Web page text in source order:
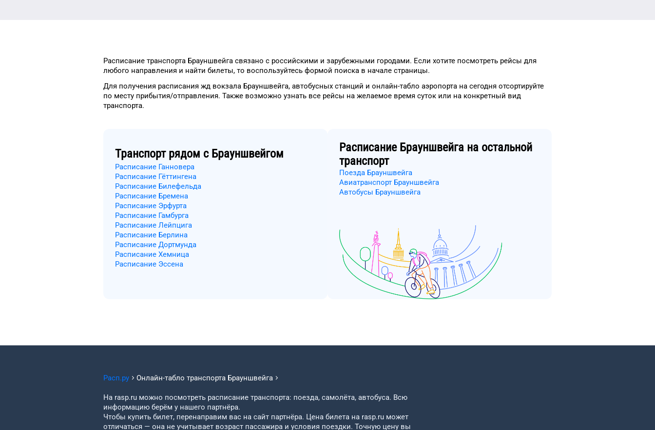
Расписание транспорта Брауншвейга связано с российскими и зарубежными городами. Если хотите посмотреть рейсы для
любого направления и найти билеты, то воспользуйтесь формой поиска в начале страницы.
Для получения расписания жд вокзала Брауншвейга, автобусных станций и онлайн-табло аэропорта на сегодня отсортируйте
по месту прибытия/отправления. Также возможно узнать все рейсы на желаемое время суток или на конкретный вид
транспорта.
Транспорт рядом с Брауншвейгом
Расписание Ганновера
Расписание Гёттингена
Расписание Билефельда
Расписание Бремена
Расписание Эрфурта
Расписание Гамбурга
Расписание Лейпцига
Расписание Берлина
Расписание Дортмунда
Расписание Хемница
Расписание Эссена
Расписание Брауншвейга на остальной
транспорт
Поезда Брауншвейга
Авиатранспорт Брауншвейга
Автобусы Брауншвейга
Расп.ру Онлайн-табло транспорта Брауншвейга
На rasp.ru можно посмотреть расписание транспорта: поезда, самолёта, автобуса. Всю
информацию берём у нашего партнёра.
Чтобы купить билет, перенаправим вас на сайт партнёра. Цена билета на rasp.ru может
отличаться — она не учитывает возраст пассажира и условия поездки. Точную цену вы